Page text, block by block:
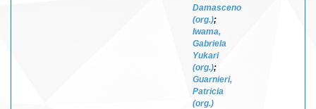
Damasceno
(org.);
Iwama,
Gabriela
Yukari
(org.);
Guarnieri,
Patricia
(org.)